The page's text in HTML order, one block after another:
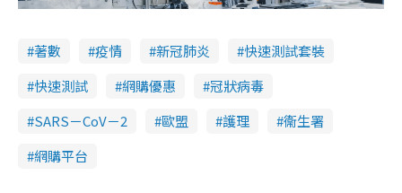
著數 疫情 新冠肺炎
快速測試套裝
快速測試
網購優惠
冠狀病毒
SARS－CoV－2
歐盟 護理
衞生署
網購平台